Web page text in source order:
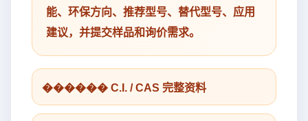
能、环保方向、推荐型号、替代型号、应用
建议，并提交样品和询价需求。
������ C.I. / CAS 完整资料